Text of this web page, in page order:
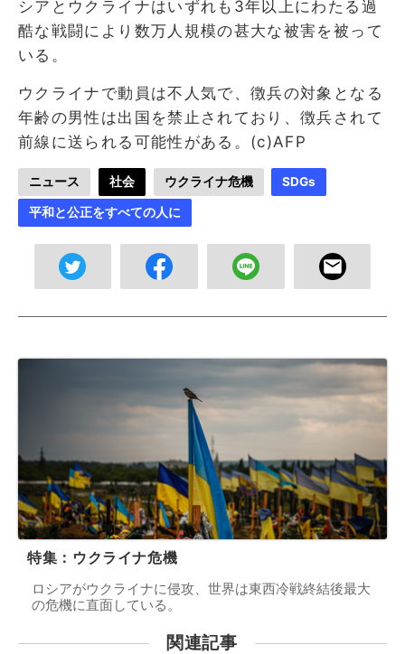
シアとウクライナはいずれも3年以上にわたる過
酷な戦闘により数万人規模の甚大な被害を被って
いる。
ウクライナで動員は不人気で、徴兵の対象となる
年齢の男性は出国を禁止されており、徴兵されて
前線に送られる可能性がある。(c)AFP
ニュース 社会 ウクライナ危機 SDGs
平和と公正をすべての人に
特集：ウクライナ危機
ロシアがウクライナに侵攻、世界は東西冷戦終結後最大
の危機に直面している。
関連記事